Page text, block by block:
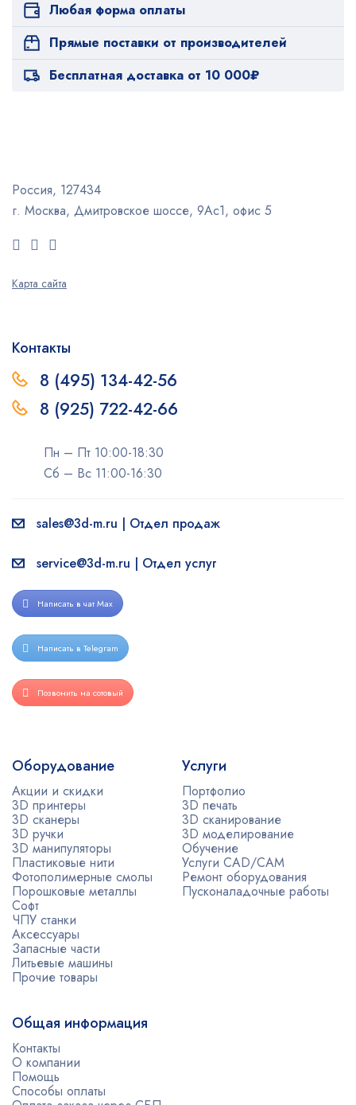
Любая форма оплаты
Прямые поставки от производителей
Бесплатная доставка от 10 000₽
Россия, 127434
г. Москва, Дмитровское шоссе, 9Ас1, офис 5
Карта сайта
Контакты
8 (495) 134-42-56
8 (925) 722-42-66
Пн – Пт 10:00-18:30
Сб – Вс 11:00-16:30
sales@3d-m.ru | Отдел продаж
service@3d-m.ru | Отдел услуг
Написать в чат Max
Написать в Telegram
Позвонить на сотовый
Оборудование
Акции и скидки
3D принтеры
3D сканеры
3D ручки
3D манипуляторы
Пластиковые нити
Фотополимерные смолы
Порошковые металлы
Софт
ЧПУ станки
Аксессуары
Запасные части
Литьевые машины
Прочие товары
Услуги
Портфолио
3D печать
3D сканирование
3D моделирование
Обучение
Услуги CAD/CAM
Ремонт оборудования
Пусконаладочные работы
Общая информация
Контакты
О компании
Помощь
Способы оплаты